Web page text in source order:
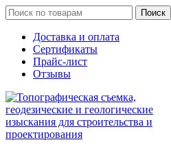
Поиск
Доставка и оплата
Сертификаты
Прайс-лист
Отзывы